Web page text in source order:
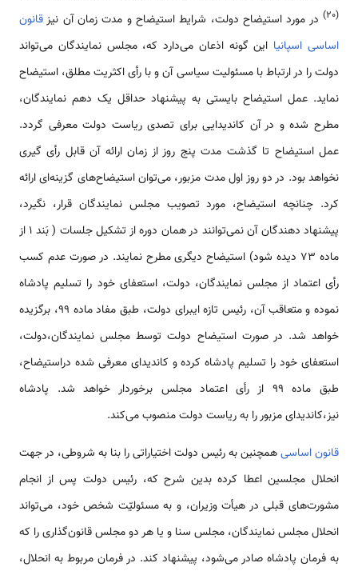
(20) در مورد استیضاح دولت، شرایط استیضاح و مدت زمان آن نیزقانون
اساسی اسپانیا این گونه اذعان می‌دارد که، مجلس نمایندگان می‌تواند
دولت را در ارتباط با مسئولیت سیاسی آن و با رأی اکثریت مطلق، استیضاح
نماید. عمل استیضاح بایستی به پیشنهاد حداقل یک دهم نمایندگان،
مطرح شده و در آن کاندیدایی برای تصدی ریاست دولت معرفی گردد.
عمل استیضاح تا گذشت مدت پنج روز از زمان ارائه آن قابل رأی گیری
نخواهد بود. در دو روز اول مدت مزبور، می‌توان استیضاح‌های گزینه‌ای ارائه
کرد. چنانچه استیضاح، مورد تصویب مجلس نمایندگان قرار، نگیرد،
پیشنهاد دهندگان آن نمی‌توانند در همان دوره از تشکیل جلسات ( بَند ١ از
ماده ٧٣ دیده شود) استیضاح دیگری مطرح نمایند. در صورت عدم کسب
رأی اعتماد از مجلس نمایندگان، دولت، استعفای خود را تسلیم پادشاه
نموده و متعاقب آن، رئیس تازه ایبرای دولت، طبق مفاد ماده ٩٩، برگزیده
خواهد شد. در صورت استیضاح دولت توسط مجلس نمایندگان،دولت،
استعفای خود را تسلیم پادشاه کرده و کاندیدای معرفی شده دراستیضاح،
طبق ماده ٩٩ از رأی اعتماد مجلس برخوردار خواهد شد. پادشاه
نیز،کاندیدای مزبور را به ریاست دولت منصوب می‌کند.
قانون اساسیهمچنین به رئیس دولت اختیاراتی را بنا به شروطی، در جهت
انحلال مجلسین اعطا کرده بدین شرح که، رئیس دولت پس از انجام
مشورت‌های قبلی در هیأت وزیران، و به مسئولیّت شخص خود، می‌تواند
انحلال مجلس نمایندگان، مجلس سنا و یا هر دو مجلس قانون‌گذاری را که
به فرمان پادشاه صادر می‌شود، پیشنهاد کند. در فرمان مربوط به انحلال،